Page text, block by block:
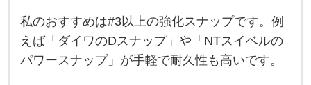
楽
し
そ
う
で
私のおすすめは#3以上の強化スナップです。例
えば「ダイワのDスナップ」や「NTスイベルの
パワースナップ」が手軽で耐久性も高いです。